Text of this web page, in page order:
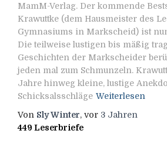
MamM-Verlag. Der kommende
Krawuttke (dem Hausmeister des
Gymnasiums in Markscheid) ist
Die teilweise lustigen bis mäßig
Geschichten der Markscheider
jeden mal zum Schmunzeln.
Jahre hinweg kleine, lustige
Schicksalsschläge Weiterlesen
Von Sly Winter, vor 3 Jahren
449 Leserbriefe